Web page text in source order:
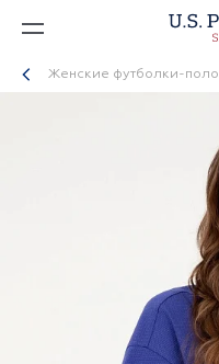
Женские футболки-поло